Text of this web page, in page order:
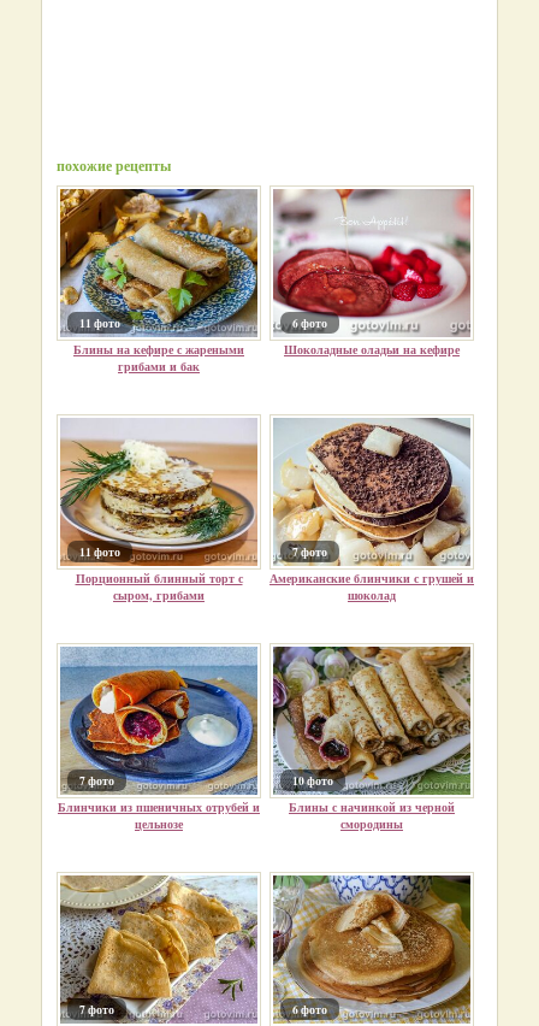
похожие рецепты
11 фото
Блины на кефире с жареными
грибами и бак
6 фото
Шоколадные оладьи на кефире
11 фото
Порционный блинный торт с
сыром, грибами
7 фото
Американские блинчики с грушей и
шоколад
7 фото
Блинчики из пшеничных отрубей и
цельнозе
10 фото
Блины с начинкой из черной
смородины
7 фото
6 фото